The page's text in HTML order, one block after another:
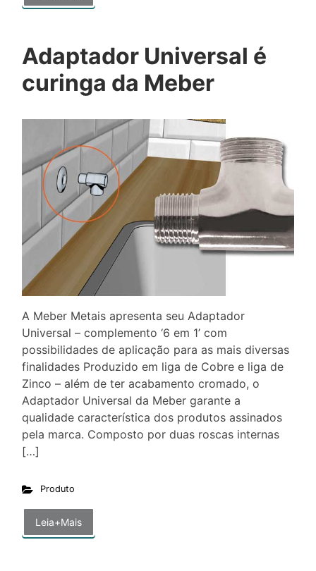
Adaptador Universal é
curinga da Meber
A Meber Metais apresenta seu Adaptador
Universal – complemento ‘6 em 1’ com
possibilidades de aplicação para as mais diversas
finalidades Produzido em liga de Cobre e liga de
Zinco – além de ter acabamento cromado, o
Adaptador Universal da Meber garante a
qualidade característica dos produtos assinados
pela marca. Composto por duas roscas internas
[…]
Produto
Leia+Mais